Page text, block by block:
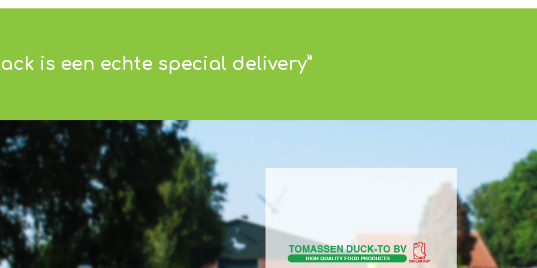
is een echte special delivery”